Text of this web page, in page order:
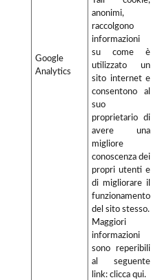
Google
Analytics
anonimi,
raccolgono
informazioni
su come è
utilizzato un
sito internet e
consentono al
suo
proprietario di
avere una
migliore
conoscenza dei
propri utenti e
di migliorare il
funzionamento
del sito stesso.
Maggiori
informazioni
sono reperibili
al seguente
link: clicca qui.